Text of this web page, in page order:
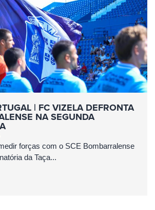
| FC VIZELA DEFRONTA
NA SEGUNDA
forças com o SCE Bombarralense
da Taça...